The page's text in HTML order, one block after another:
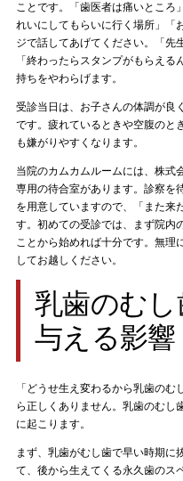
ことです。「歯医者は痛いところ
れいにしてもらいに行く場所」「
ジで話してあげてください。「先
「終わったらスタンプがもらえ
持ちをやわらげます。
受診当日は、お子さんの体調が良
です。疲れているときや空腹のと
も嫌がりやすくなります。
当院のカムカムルームには、株式
専用の待合室があります。診察を
を用意していますので、「また来
す。初めての受診では、まず院内
ことから始めれば十分です。無理
してお越しください。
乳歯のむ
与える影響
「どうせ生え変わるから乳歯の
ら正しくありません。乳歯のむし
に起こります。
まず、乳歯がむし歯で早い時期に
て、後から生えてくる永久歯のス